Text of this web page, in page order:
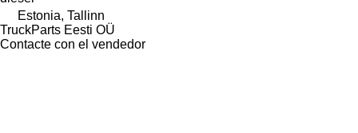
Estonia, Tallinn
TruckParts Eesti OÜ
Contacte con el vendedor